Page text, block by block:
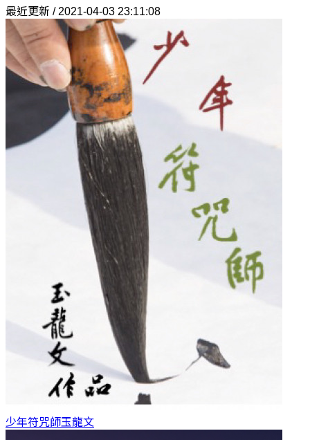
最近更新 / 2021-04-03 23:11:08
少年符咒師玉龍文